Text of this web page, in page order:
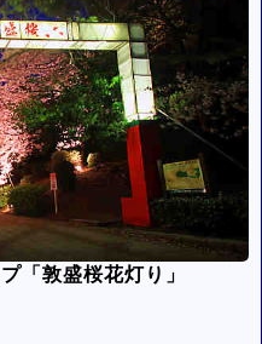
「敦盛桜花灯り」